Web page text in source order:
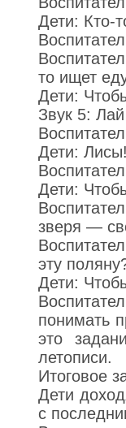
Дети: Кто-
то ищет
Дети:
Звук 5:
Дети:
Дети:
зверя —
эту
Дети:
понимать
это
летописи.
Итоговое
Дети
с